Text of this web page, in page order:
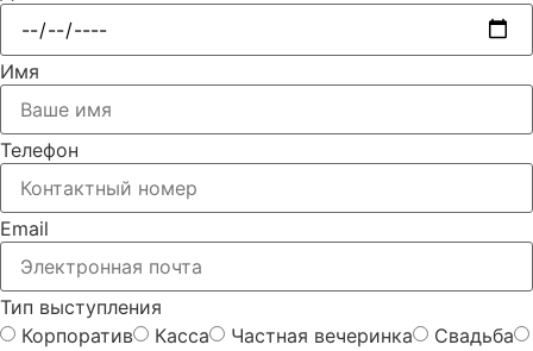
Имя
Телефон
Email
Тип выступления
Корпоратив
Касса Частная вечеринка
Свадьба